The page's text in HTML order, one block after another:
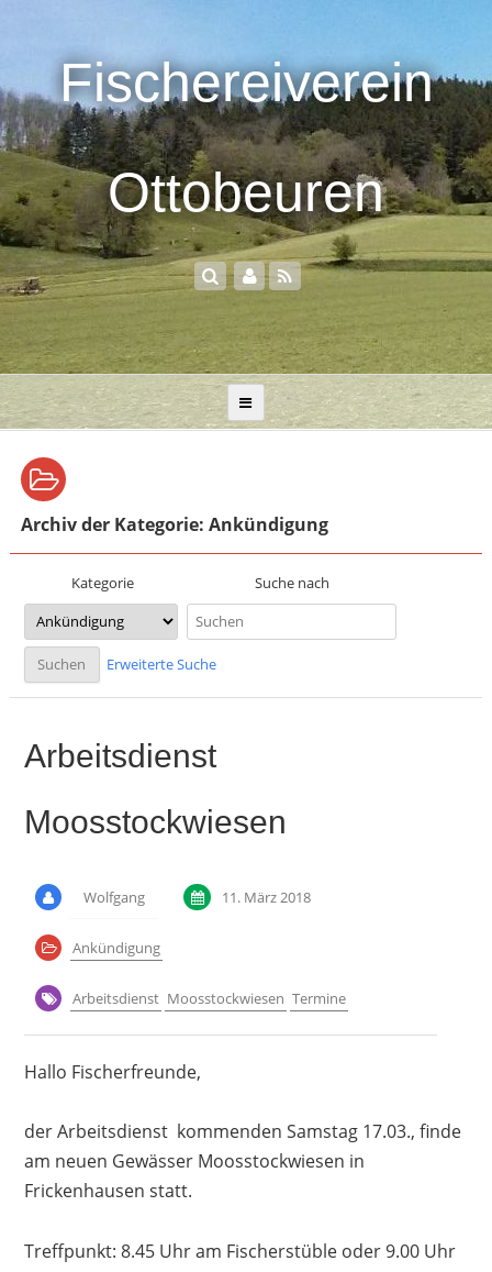
Fischereiverein
Ottobeuren
Archiv der Kategorie: Ankündigung
Kategorie Suche nach
Erweiterte Suche
Arbeitsdienst
Moosstockwiesen
Wolfgang 11. März 2018
Ankündigung
Arbeitsdienst Moosstockwiesen Termine
Hallo Fischerfreunde,
der Arbeitsdienst kommenden Samstag 17.03., finde
am neuen Gewässer Moosstockwiesen in
Frickenhausen statt.
Treffpunkt: 8.45 Uhr am Fischerstüble oder 9.00 Uhr